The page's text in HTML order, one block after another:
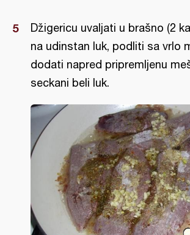
Džigericu uvaljati u brašno (2
na udinstan luk, podliti sa vrlo
dodati napred pripremljenu
seckani beli luk.